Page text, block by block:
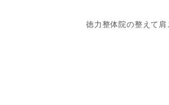
徳力整体院の整えて